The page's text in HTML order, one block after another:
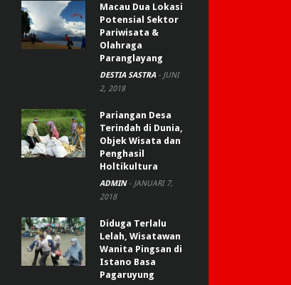
Macau Dua Lokasi
Potensial Sektor
Pariwisata &
Olahraga
Paranglayang
DESTIA SASTRA - JUNI
2, 2018
Pariangan Desa
Terindah di Dunia,
Objek Wisata dan
Penghasil
Holtikultura
ADMIN - JANUARI 7,
2018
Diduga Terlalu
Lelah, Wisatawan
Wanita Pingsan di
Istano Basa
Pagaruyung